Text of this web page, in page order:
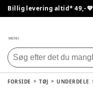
Billig levering altid* 49,- 💙
MENU
FORSIDE TØJ UNDERDELE